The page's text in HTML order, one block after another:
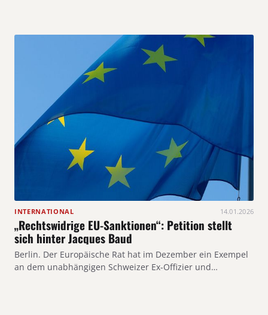
INTERNATIONAL 14.01.2026
„Rechtswidrige EU-Sanktionen“: Petition stellt
sich hinter Jacques Baud
Berlin. Der Europäische Rat hat im Dezember ein Exempel
an dem unabhängigen Schweizer Ex-Offizier und…